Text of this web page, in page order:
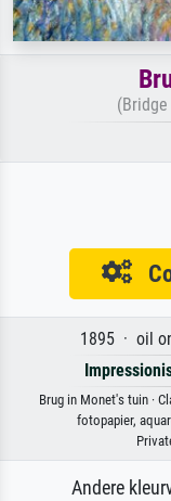
1895 · oil
Brug in Monet's tuin ·
fotopapier,
Andere